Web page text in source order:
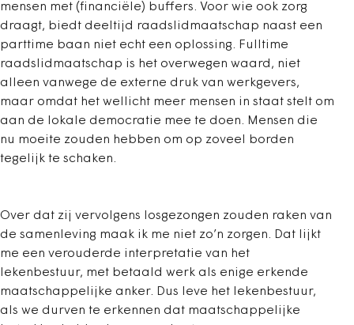
mensen met (financiële) buffers. Voor wie ook zorg
draagt, biedt deeltijd raadslidmaatschap naast een
parttime baan niet echt een oplossing. Fulltime
raadslidmaatschap is het overwegen waard, niet
alleen vanwege de externe druk van werkgevers,
maar omdat het wellicht meer mensen in staat stelt om
aan de lokale democratie mee te doen. Mensen die
nu moeite zouden hebben om op zoveel borden
tegelijk te schaken.
Over dat zij vervolgens losgezongen zouden raken van
de samenleving maak ik me niet zo’n zorgen. Dat lijkt
me een verouderde interpretatie van het
lekenbestuur, met betaald werk als enige erkende
maatschappelijke anker. Dus leve het lekenbestuur,
als we durven te erkennen dat maatschappelijke